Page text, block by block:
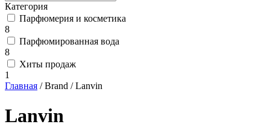
Категория
Парфюмерия и косметика
8
Парфюмированная вода
8
Хиты продаж
1
Главная /Brand /Lanvin
Lanvin